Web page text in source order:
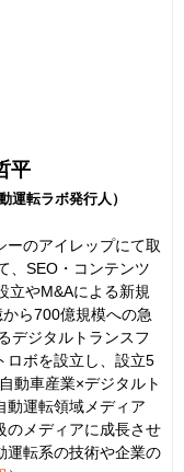
平
運転ラボ発行人）
ーのアイレップにて取
、SEO・コンテンツ
立やM&Aによる新規
ら700億規模への急
デジタルトランスフ
ロボを設立し、設立5
動車産業×デジタルト
動運転領域メディア
のメディアに成長させ
運転系の技術や企業の